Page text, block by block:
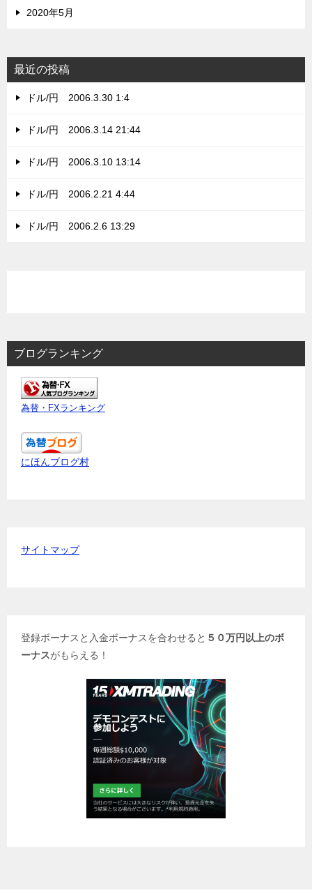
2020年5月
最近の投稿
ドル/円 2006.3.30 1:4
ドル/円 2006.3.14 21:44
ドル/円 2006.3.10 13:14
ドル/円 2006.2.21 4:44
ドル/円 2006.2.6 13:29
ブログランキング
為替・FXランキング
にほんブログ村
サイトマップ
登録ボーナスと入金ボーナスを合わせると ５０万円以上のボ
ーナスがもらえる！